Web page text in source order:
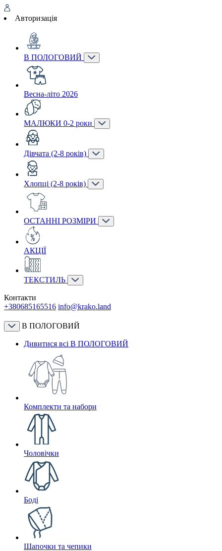
Авторизація
В ПОЛОГОВИЙ
Весна-літо 2026
МАЛЮКИ 0-2 роки
Дівчата (2-8 років)
Хлопці (2-8 років)
ОСТАННІ РОЗМІРИ
АКЦІЇ
ТЕКСТИЛЬ
Контакти
+380685165516 info@krako.land
В ПОЛОГОВИЙ
Дивитися всі В ПОЛОГОВИЙ
Комплекти та набори
Чоловічки
Боді
Шапочки та чепики